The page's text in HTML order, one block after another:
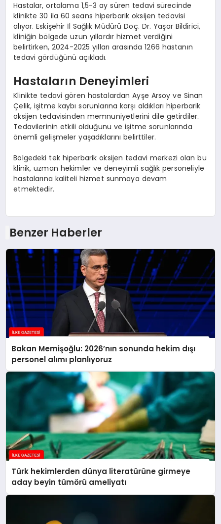
Hastalar, ortalama 1,5-3 ay süren tedavi sürecinde
klinikte 30 ila 60 seans hiperbarik oksijen tedavisi
alıyor. Eskişehir İl Sağlık Müdürü Doç. Dr. Yaşar Bildirici,
kliniğin bölgede uzun yıllardır hizmet verdiğini
belirtirken, 2024-2025 yılları arasında 1266 hastanın
tedavi gördüğünü açıkladı.
Hastaların Deneyimleri
Klinikte tedavi gören hastalardan Ayşe Arsoy ve Sinan
Çelik, işitme kaybı sorunlarına karşı aldıkları hiperbarik
oksijen tedavisinden memnuniyetlerini dile getirdiler.
Tedavilerinin etkili olduğunu ve işitme sorunlarında
önemli gelişmeler yaşadıklarını belirttiler.
Bölgedeki tek hiperbarik oksijen tedavi merkezi olan bu
klinik, uzman hekimler ve deneyimli sağlık personeliyle
hastalarına kaliteli hizmet sunmaya devam
etmektedir.
Benzer Haberler
Bakan Memişoğlu: 2026’nın sonunda hekim dışı
personel alımı planlıyoruz
Türk hekimlerden dünya literatürüne girmeye
aday beyin tümörü ameliyatı